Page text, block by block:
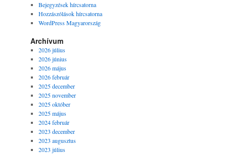
Bejegyzések hírcsatorna
Hozzászólások hírcsatorna
WordPress Magyarország
Archívum
2026 július
2026 június
2026 május
2026 február
2025 december
2025 november
2025 október
2025 május
2024 február
2023 december
2023 augusztus
2023 július